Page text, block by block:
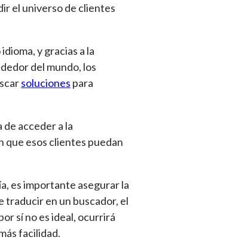
el universo de clientes
y gracias a la
del mundo, los
soluciones para
acceder a la
que esos clientes puedan
es importante asegurar la
traducir en un buscador, el
sí no es ideal, ocurrirá
facilidad.